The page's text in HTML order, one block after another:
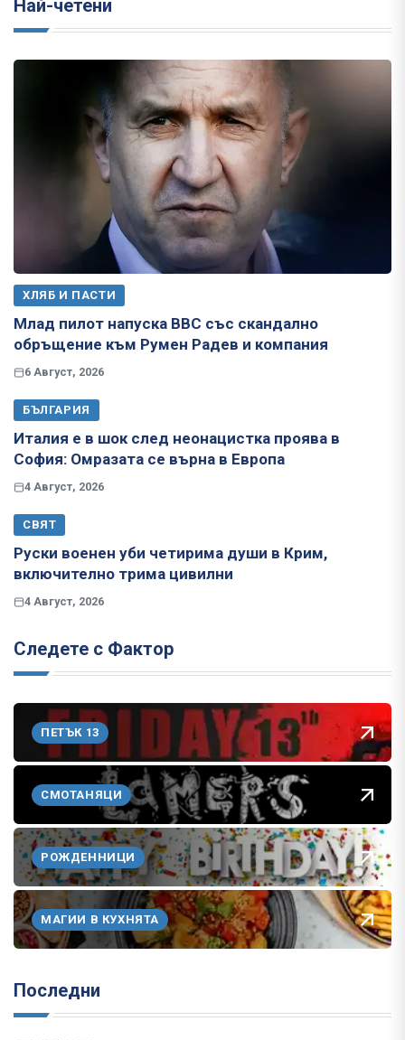
Най-четени
ХЛЯБ И ПАСТИ
Млад пилот напуска ВВС със скандално
обръщение към Румен Радев и компания
6 Август, 2026
БЪЛГАРИЯ
Италия е в шок след неонацистка проява в
София: Омразата се върна в Европа
4 Август, 2026
СВЯТ
Руски военен уби четирима души в Крим,
включително трима цивилни
4 Август, 2026
Следете с Фактор
ПЕТЪК 13
СМОТАНЯЦИ
РОЖДЕННИЦИ
МАГИИ В КУХНЯТА
Последни